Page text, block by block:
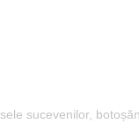
sucevenilor,